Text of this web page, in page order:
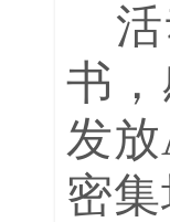
书
发放
密